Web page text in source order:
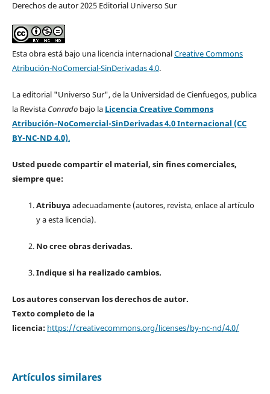
Derechos de autor 2025 Editorial Universo Sur
Esta obra está bajo una licencia internacionalCreative Commons
Atribución-NoComercial-SinDerivadas 4.0.
La editorial "Universo Sur", de la Universidad de Cienfuegos, publica
la Revista Conradobajo la Licencia Creative Commons
Atribución-NoComercial-SinDerivadas 4.0 Internacional (CC
BY-NC-ND 4.0).
Usted puede compartir el material, sin fines comerciales,
siempre que:
Atribuya adecuadamente (autores, revista, enlace al artículo
y a esta licencia).
No cree obras derivadas.
Indique si ha realizado cambios.
Los autores conservan los derechos de autor.
Texto completo de la
licencia: https://creativecommons.org/licenses/by-nc-nd/4.0/
Artículos similares